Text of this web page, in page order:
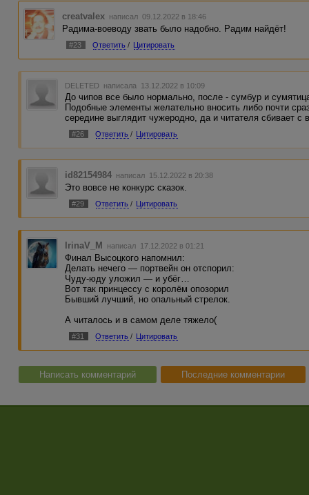
creatvalex написал 09.12.2022 в 18:46
Радима-воеводу звать было надобно. Радим найдёт!
#23 Ответить / Цитировать
DELETED написала 13.12.2022 в 10:09
До чипов все было нормально, после - сумбур и
Подобные элементы желательно вносить либо почти
середине выглядит чужеродно, да и читателя сбивает с
#26 Ответить / Цитировать
id82154984 написал 15.12.2022 в 20:38
Это вовсе не конкурс сказок.
#29 Ответить / Цитировать
IrinaV_M написал 17.12.2022 в 01:21
Финал Высоцкого напомнил:
Делать нечего — портвейн он отспорил:
Чуду-юду уложил — и убёг…
Вот так принцессу с королём опозорил
Бывший лучший, но опальный стрелок.
А читалось и в самом деле тяжело(
#31 Ответить / Цитировать
Написать комментарий Последние комментарии